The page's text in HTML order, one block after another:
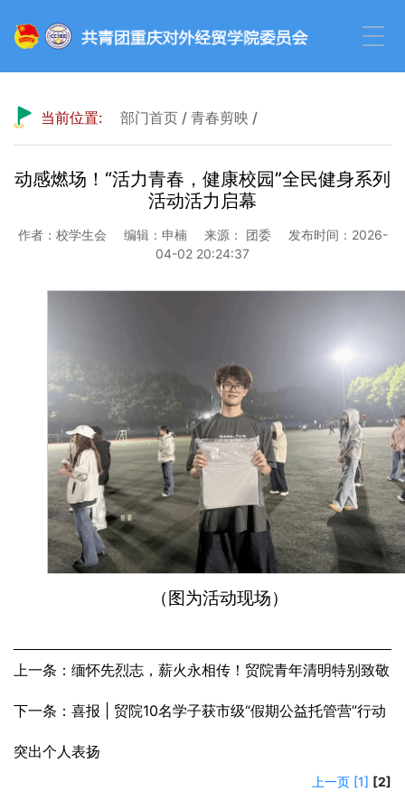
当前位置: 部门首页 / 青春剪映 /
动感燃场！“活力青春，健康校园”全民健身系列
活动活力启幕
作者：校学生会 编辑：申楠 来源： 团委
发布时间：2026-
04-02 20:24:37
（图为活动现场）
上一条：缅怀先烈志，薪火永相传！贸院青年清明特别致敬
下一条：喜报 | 贸院10名学子获市级“假期公益托管营”行动
突出个人表扬
上一页 [1] [2]